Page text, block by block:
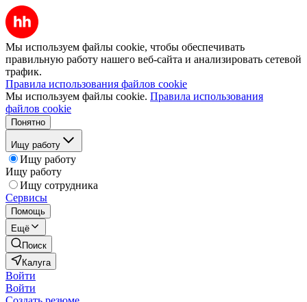
Мы используем файлы cookie, чтобы обеспечивать
правильную работу нашего веб-сайта и анализировать сетевой
трафик.
Правила использования файлов cookie
Мы используем файлы cookie. Правила использования
файлов cookie
Понятно
Ищу работу
Ищу работу
Ищу работу
Ищу сотрудника
Сервисы
Помощь
Ещё
Поиск
Калуга
Войти
Войти